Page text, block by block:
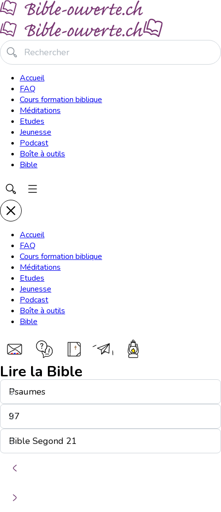
Accueil
FAQ
Cours formation biblique
Méditations
Etudes
Jeunesse
Podcast
Boîte à outils
Bible
Accueil
FAQ
Cours formation biblique
Méditations
Etudes
Jeunesse
Podcast
Boîte à outils
Bible
Lire la Bible